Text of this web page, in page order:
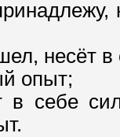
несёт
опыт;
себе